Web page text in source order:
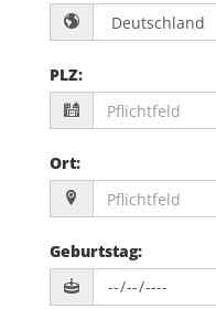
PLZ:
Ort:
Geburtstag: